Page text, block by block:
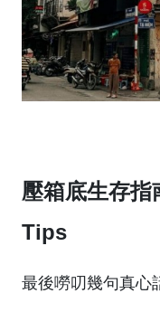
壓箱底生存
Tips
最後嘮叨幾句真心